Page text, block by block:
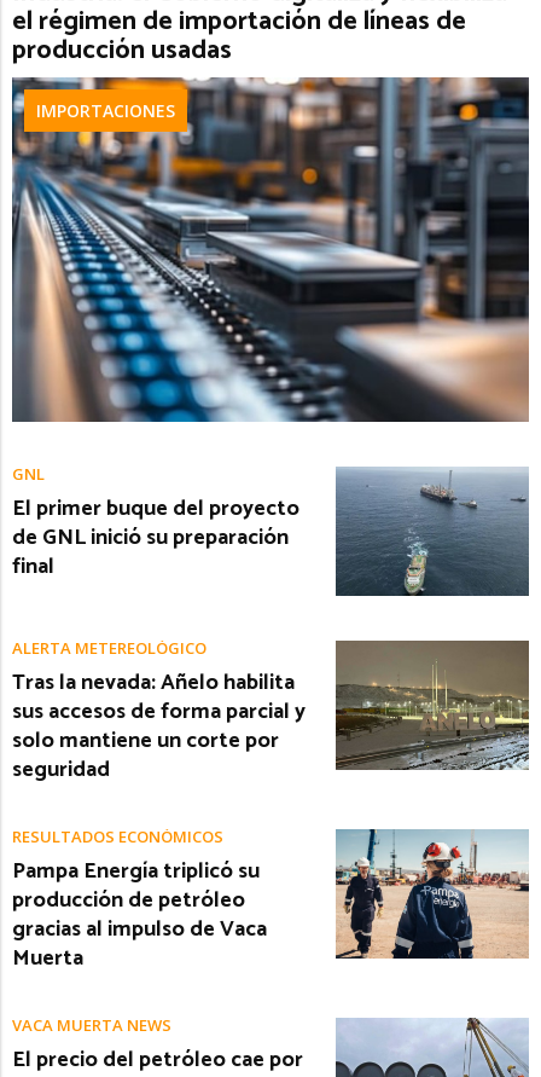
el régimen de importación de líneas de
producción usadas
IMPORTACIONES
GNL
El primer buque del proyecto
de GNL inició su preparación
final
ALERTA METEREOLÓGICO
Tras la nevada: Añelo habilita
sus accesos de forma parcial y
solo mantiene un corte por
seguridad
RESULTADOS ECONÓMICOS
Pampa Energía triplicó su
producción de petróleo
gracias al impulso de Vaca
Muerta
VACA MUERTA NEWS
El precio del petróleo cae por